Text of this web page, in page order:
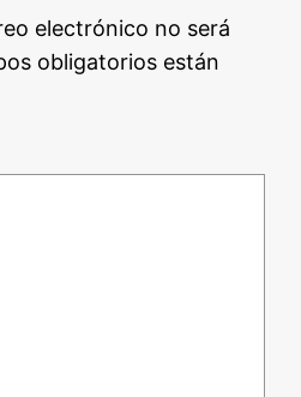
electrónico no será
obligatorios están